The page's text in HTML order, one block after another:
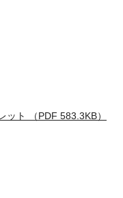
ト （PDF 583.3KB）